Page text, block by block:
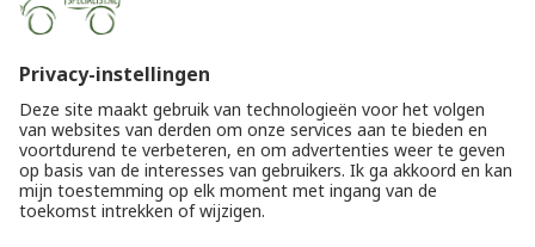
CONTACTGEGEVENS
Unimogspecialist
5334 JK Velddriel
T0418 632073
Einfo@unimogspecialist.nl